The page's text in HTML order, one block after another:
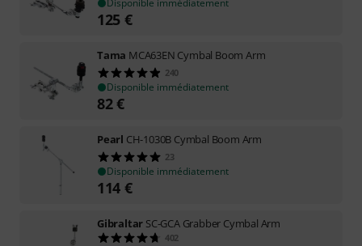
Disponible immédiatement
125 €
Tama MCA63EN Cymbal Boom Arm
240
Disponible immédiatement
82€
Pearl CH-1030B Cymbal Boom Arm
23
Disponible immédiatement
114 €
Gibraltar SC-GCA Grabber Cymbal Arm
402